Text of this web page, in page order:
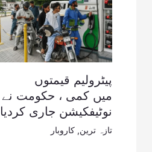
پیٹرولیم قیمتوں
میں کمی ، حکومت نے
نوٹیفکیشن جاری کردیا
تازہ ترین کاروبار